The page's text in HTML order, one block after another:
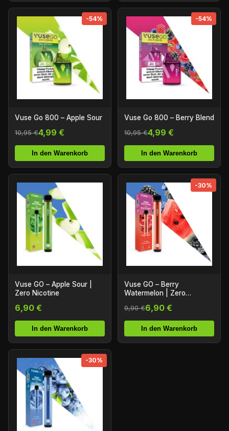
-54%
Vuse Go 800 – Apple Sour
10,95 €4,99 €
In den Warenkorb
-54%
Vuse Go 800 – Berry Blend
10,95 €4,99 €
In den Warenkorb
Vuse GO – Apple Sour |
Zero Nicotine
6,90 €
In den Warenkorb
-30%
Vuse GO – Berry
Watermelon | Zero
9,90 €6,90 €
In den Warenkorb
-30%